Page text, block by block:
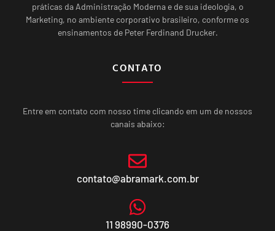
práticas da Administração Moderna e de sua ideologia, o
Marketing, no ambiente corporativo brasileiro, conforme os
ensinamentos de Peter Ferdinand Drucker.
CONTATO
Entre em contato com nosso time clicando em um de nossos
canais abaixo:
contato@abramark.com.br
11 98990-0376